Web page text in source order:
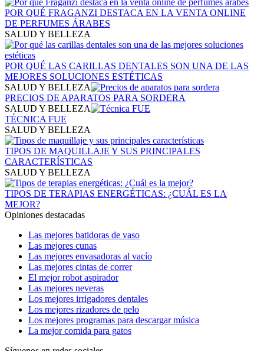
POR QUÉ FRAGANZI DESTACA EN LA VENTA ONLINE
DE PERFUMES ÁRABES
SALUD Y BELLEZA
POR QUÉ LAS CARILLAS DENTALES SON UNA DE LAS
MEJORES SOLUCIONES ESTÉTICAS
SALUD Y BELLEZA
PRECIOS DE APARATOS PARA SORDERA
SALUD Y BELLEZA
TÉCNICA FUE
SALUD Y BELLEZA
TIPOS DE MAQUILLAJE Y SUS PRINCIPALES
CARACTERÍSTICAS
SALUD Y BELLEZA
TIPOS DE TERAPIAS ENERGÉTICAS: ¿CUÁL ES LA
MEJOR?
Opiniones destacadas
Las mejores batidoras de vaso
Las mejores cunas
Las mejores envasadoras al vacío
Las mejores cintas de correr
El mejor robot aspirador
Las mejores neveras
Los mejores irrigadores dentales
Los mejores rizadores de pelo
Los mejores programas para descargar música
La mejor comida para gatos